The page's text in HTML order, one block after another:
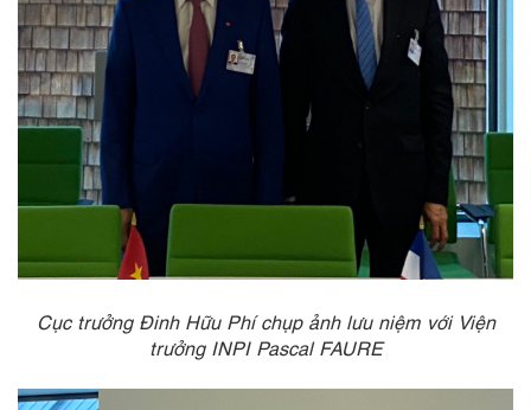
Cục trưởng Đinh Hữu Phí chụp ảnh lưu niệm với Viện
trưởng INPI Pascal FAURE